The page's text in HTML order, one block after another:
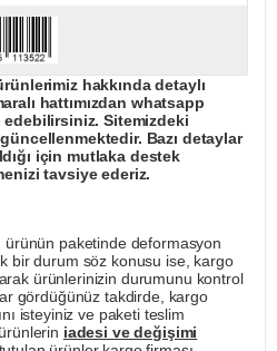
hakkında detaylı
hattımızdan whatsapp
edebilirsiniz. Sitemizdeki
Bazı detaylar
için mutlaka destek
tavsiye ederiz.
paketinde deformasyon
bir durum söz konusu ise, kargo
ürünlerinizin durumunu kontrol
gördüğünüz takdirde, kargo
isteyiniz ve paketi teslim
iadesi ve değişimi